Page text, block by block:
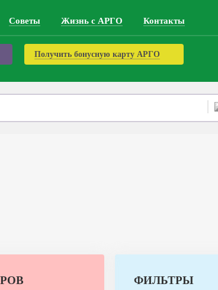
Советы Жизнь с АРГО Контакты
Получить бонусную карту АРГО
ФИЛЬТРЫ